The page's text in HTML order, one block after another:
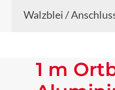
Walzblei /
1 m